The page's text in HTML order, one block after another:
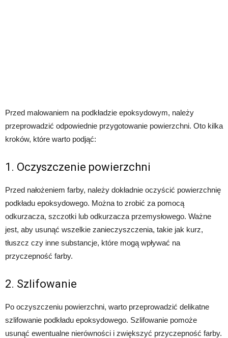
Przed malowaniem na podkładzie epoksydowym, należy
przeprowadzić odpowiednie przygotowanie powierzchni. Oto kilka
kroków, które warto podjąć:
1. Oczyszczenie powierzchni
Przed nałożeniem farby, należy dokładnie oczyścić powierzchnię
podkładu epoksydowego. Można to zrobić za pomocą
odkurzacza, szczotki lub odkurzacza przemysłowego. Ważne
jest, aby usunąć wszelkie zanieczyszczenia, takie jak kurz,
tłuszcz czy inne substancje, które mogą wpływać na
przyczepność farby.
2. Szlifowanie
Po oczyszczeniu powierzchni, warto przeprowadzić delikatne
szlifowanie podkładu epoksydowego. Szlifowanie pomoże
usunąć ewentualne nierówności i zwiększyć przyczepność farby.